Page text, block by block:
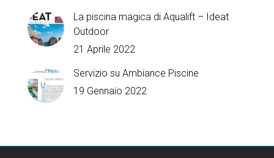
La piscina magica di Aqualift – Ideat
Outdoor
21 Aprile 2022
Servizio su Ambiance Piscine
19 Gennaio 2022